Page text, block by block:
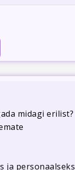
midagi erilist?
ja personaalseks